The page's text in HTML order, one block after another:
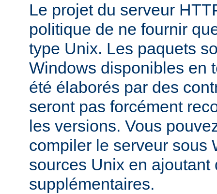
Le projet du serveur
politique de ne fournir
type Unix. Les paquets
Windows disponibles en
été élaborés par des
seront pas forcément
les versions. Vous
compiler le serveur sous
sources Unix en ajoutant
supplémentaires.